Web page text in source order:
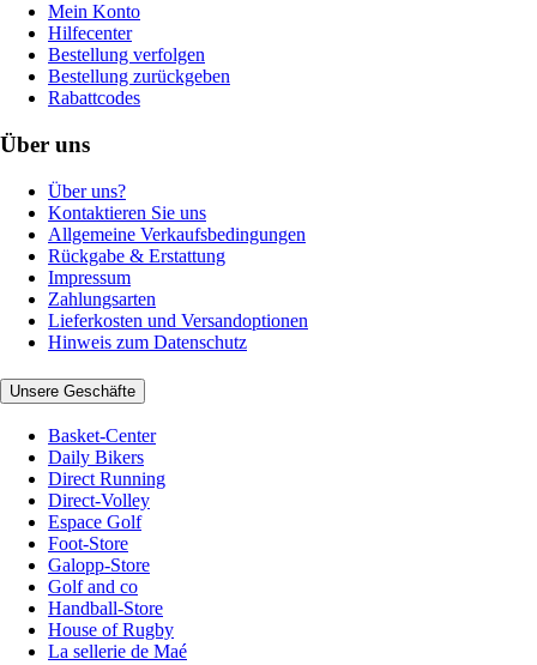
Mein Konto
Hilfecenter
Bestellung verfolgen
Bestellung zurückgeben
Rabattcodes
Über uns
Über uns?
Kontaktieren Sie uns
Allgemeine Verkaufsbedingungen
Rückgabe & Erstattung
Impressum
Zahlungsarten
Lieferkosten und Versandoptionen
Hinweis zum Datenschutz
Unsere Geschäfte
Basket-Center
Daily Bikers
Direct Running
Direct-Volley
Espace Golf
Foot-Store
Galopp-Store
Golf and co
Handball-Store
House of Rugby
La sellerie de Maé